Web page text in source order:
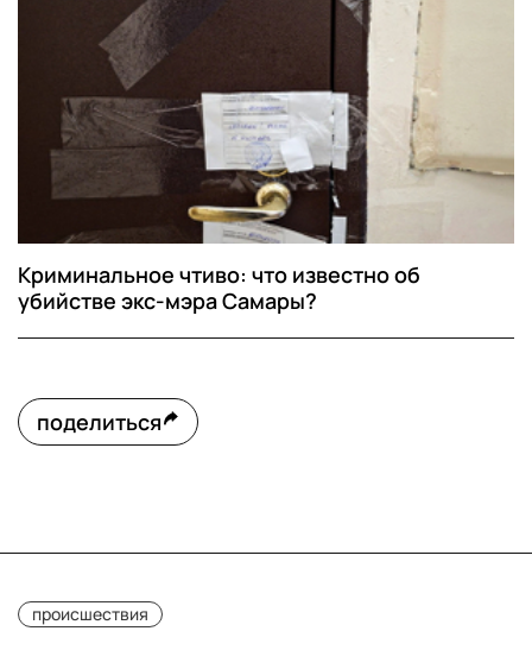
Криминальное чтиво: что известно об
убийстве экс-мэра Самары?
поделиться
происшествия